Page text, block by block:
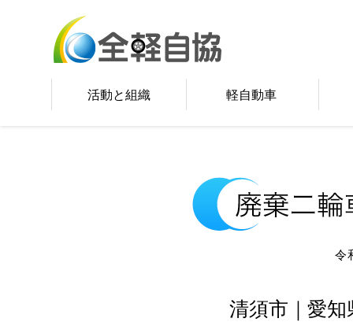
活動と組織 軽自動車
令
清須市｜愛